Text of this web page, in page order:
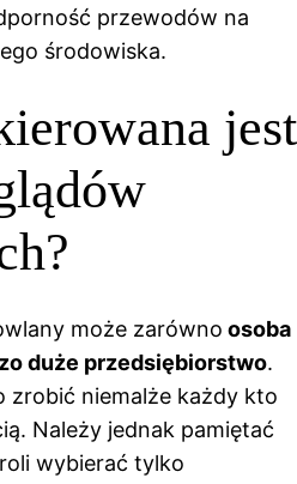
przewodów na
środowiska.
jest
może zarówno osoba
duże przedsiębiorstwo.
zrobić niemalże każdy kto
Należy jednak pamiętać
wybierać tylko